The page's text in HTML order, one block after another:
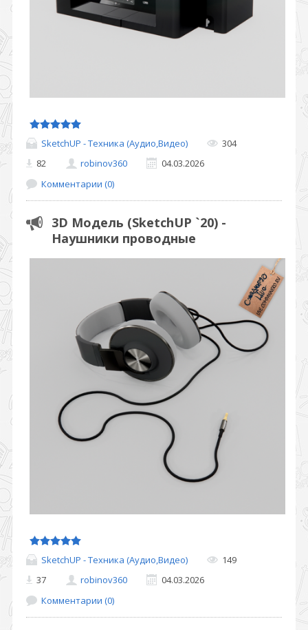
SketchUP - Техника (Аудио,Видео)
304
82
robinov360
04.03.2026
Комментарии (0)
3D Модель (SketchUP `20) -
Наушники проводные
SketchUP - Техника (Аудио,Видео)
149
37
robinov360
04.03.2026
Комментарии (0)